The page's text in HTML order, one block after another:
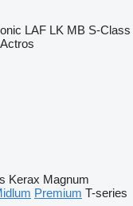
LAF LK MB S-Class
Kerax Magnum
Premium T-series